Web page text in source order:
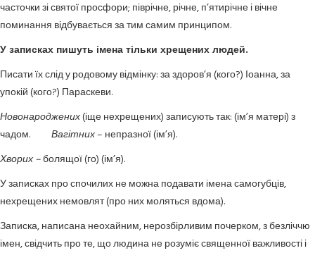
часточки зі святої просфори; піврічне, річне, п’ятирічне і вічне
поминання відбувається за тим самим принципом.
У записках пишуть імена тільки хрещених людей.
Писати їх слід у родовому відмінку: за здоров’я (кого?) Іоанна, за
упокій (кого?) Параскеви.
Новонароджених(іще нехрещених) записують так: (ім’я матері) з
чадом. Вагітних– непразної (ім’я).
Хворих –болящої (го) (ім’я).
У записках про спочилих не можна подавати імена самогубців,
нехрещених немовлят (про них моляться вдома).
Записка, написана неохайним, нерозбірливим почерком, з безліччю
імен, свідчить про те, що людина не розуміє священної важливості і